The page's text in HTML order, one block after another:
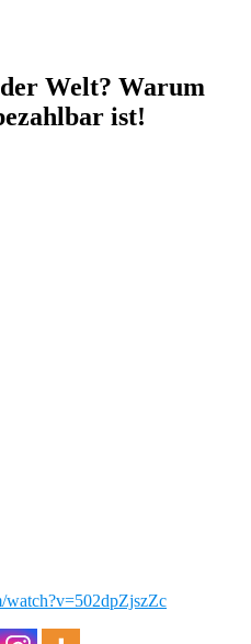
Welt? Warum
ist!
watch?v=502dpZjszZc